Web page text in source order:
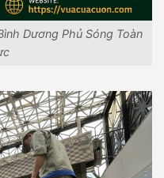
Dương Phủ Sóng Toàn